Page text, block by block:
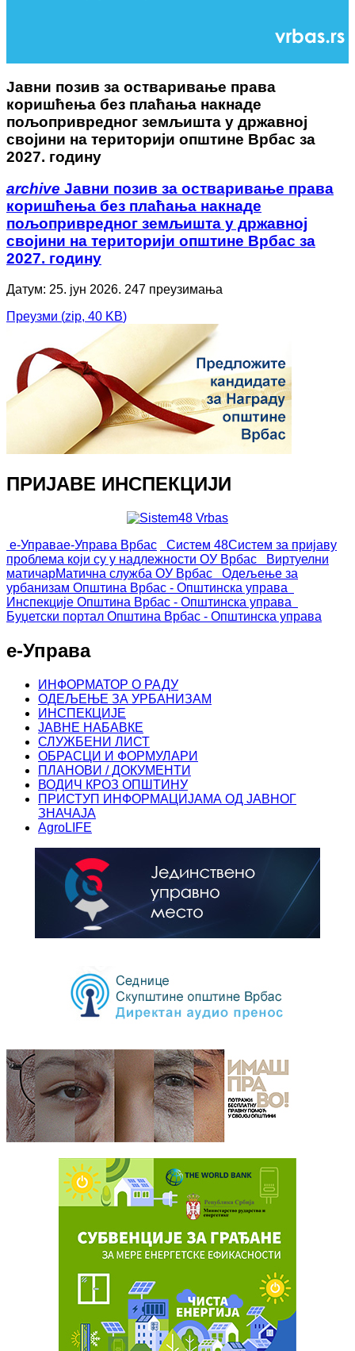
Јавни позив за остваривање права
коришћења без плаћања накнаде
пољопривредног земљишта у државној
својини на територији општине Врбас за
2027. годину
archive Јавни позив за остваривање права
коришћења без плаћања накнаде
пољопривредног земљишта у државној
својини на територији општине Врбас за
2027. годину
Датум: 25. јун 2026. 247 преузимања
Преузми (zip, 40 KB)
ПРИЈАВЕ ИНСПЕКЦИЈИ
е-Управае-Управа Врбас Систем 48Систем за пријаву
проблема који су у надлежности ОУ Врбас
Виртуелни
матичарМатична служба ОУ Врбас
Одељење за
урбанизам Општина Врбас - Општинска управа
Инспекције Општина Врбас - Општинска управа
Буџетски портал Општина Врбас - Општинска управа
е-Управа
ИНФОРМАТОР О РАДУ
ОДЕЉЕЊЕ ЗА УРБАНИЗАМ
ИНСПЕКЦИЈЕ
ЈАВНЕ НАБАВКЕ
СЛУЖБЕНИ ЛИСТ
ОБРАСЦИ И ФОРМУЛАРИ
ПЛАНОВИ / ДОКУМЕНТИ
ВОДИЧ КРОЗ ОПШТИНУ
ПРИСТУП ИНФОРМАЦИЈАМА ОД ЈАВНОГ
ЗНАЧАЈА
AgroLIFE